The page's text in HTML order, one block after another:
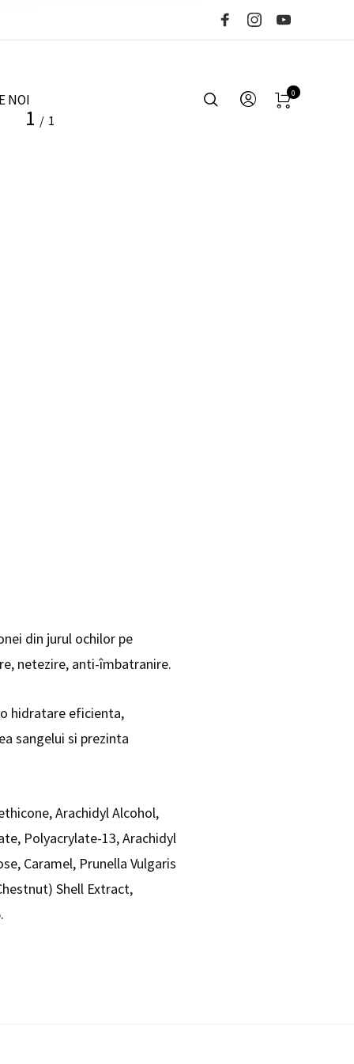
NOI 0
1 / 1
din jurul ochilor pe
netezire, anti-îmbatranire.
hidratare eficienta,
sangelui si prezinta
Arachidyl Alcohol,
Polyacrylate-13, Arachidyl
Caramel, Prunella Vulgaris
Shell Extract,